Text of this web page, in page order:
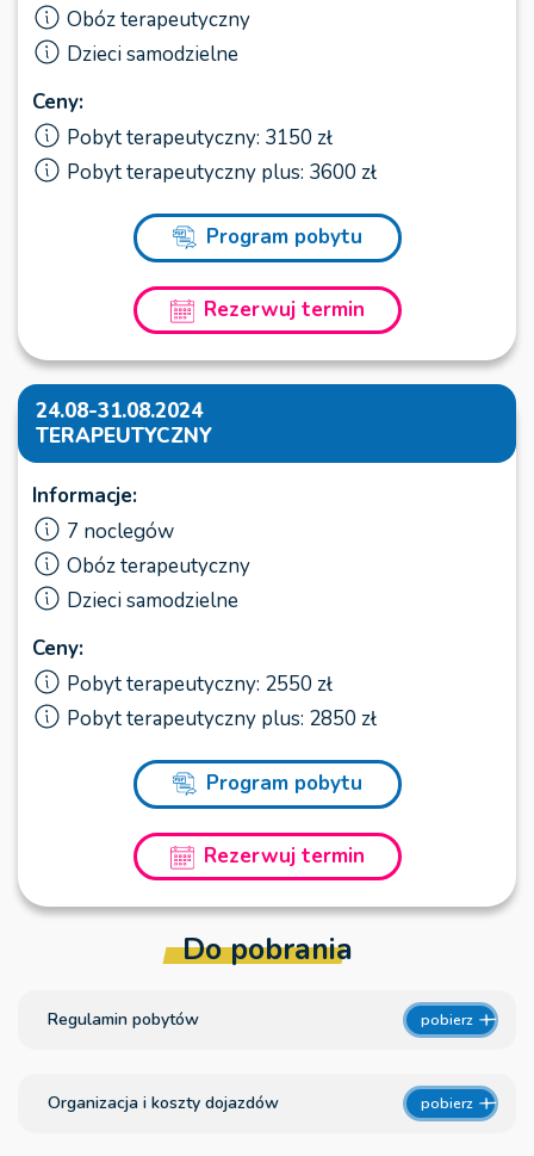
Obóz terapeutyczny
Dzieci samodzielne
Ceny:
Pobyt terapeutyczny: 3150 zł
Pobyt terapeutyczny plus: 3600 zł
Program pobytu
Rezerwuj termin
24.08-31.08.2024
TERAPEUTYCZNY
Informacje:
7 noclegów
Obóz terapeutyczny
Dzieci samodzielne
Ceny:
Pobyt terapeutyczny: 2550 zł
Pobyt terapeutyczny plus: 2850 zł
Program pobytu
Rezerwuj termin
Do pobrania
Regulamin pobytów pobierz
Organizacja i koszty dojazdów pobierz